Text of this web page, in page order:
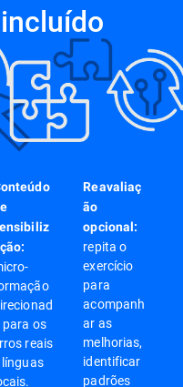
para os
reais
línguas
Reavaliaç
ão
opcional:
repita o
exercício
para
acompanh
ar as
melhorias,
identificar
padrões